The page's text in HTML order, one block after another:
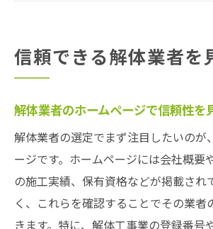
反社チェックと会社実態の
解体工事で注意すべき悪徳
解体業者トラブル事例から
ト
解体業者選びでありがちな
反社や行政処分歴のある解
信頼できる解体業者を
解体業者のホームページで信頼性を
解体業者の選定でまず注目したいのが
ージです。ホームページには会社概要
の施工実績、保有資格などが掲載され
く、これらを確認することでその業者
きます。特に、解体工事業の登録番号